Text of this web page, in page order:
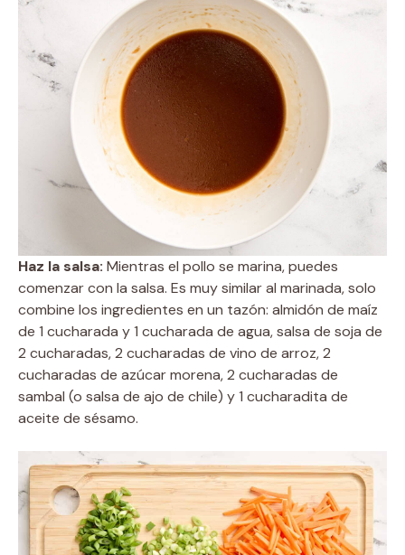
Haz la salsa: Mientras el pollo se marina, puedes
comenzar con la salsa. Es muy similar al marinada, solo
combine los ingredientes en un tazón: almidón de maíz
de 1 cucharada y 1 cucharada de agua, salsa de soja de
2 cucharadas, 2 cucharadas de vino de arroz, 2
cucharadas de azúcar morena, 2 cucharadas de
sambal (o salsa de ajo de chile) y 1 cucharadita de
aceite de sésamo.